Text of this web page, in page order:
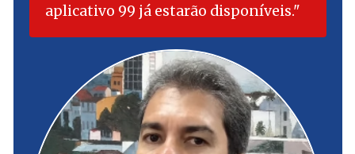
aplicativo 99 já estarão disponíveis.